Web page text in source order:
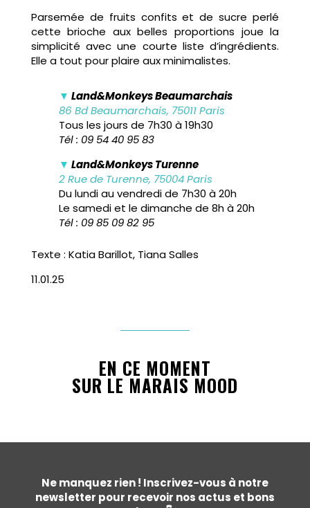
Parsemée de fruits confits et de sucre perlé
cette brioche aux belles proportions joue la
simplicité avec une courte liste d’ingrédients.
Elle a tout pour plaire aux minimalistes.
▼ Land&Monkeys Beaumarchais
86 Bd Beaumarchais, 75011 Paris
Tous les jours de 7h30 à 19h30
Tél : 09 54 40 95 83
▼ Land&Monkeys Turenne
2 Rue de Turenne, 75004 Paris
Du lundi au vendredi de 7h30 à 20h
Le samedi et le dimanche de 8h à 20h
Tél : 09 85 09 82 95
Texte : Katia Barillot, Tiana Salles
11.01.25
EN CE MOMENT
SUR LE MARAIS MOOD
Ne manquez rien ! Inscrivez-vous à notre
newsletter pour recevoir nos actus et bons